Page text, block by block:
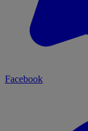
Facebook